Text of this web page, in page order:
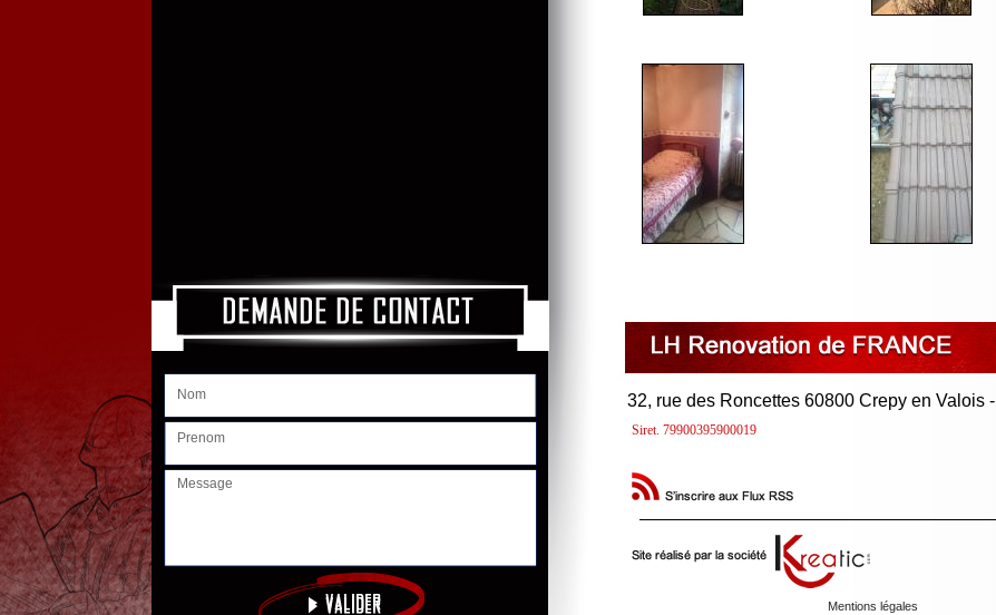
32, rue des Roncettes 60800 Crepy en Valois -
Siret. 79900395900019
Mentions légales